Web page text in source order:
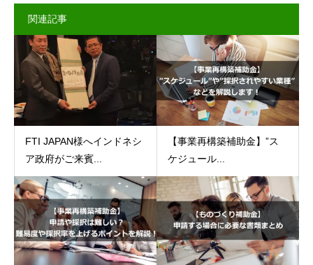
関連記事
FTI JAPAN様へインドネシ
ア政府がご来賓...
【事業再構築補助金】”ス
ケジュール...